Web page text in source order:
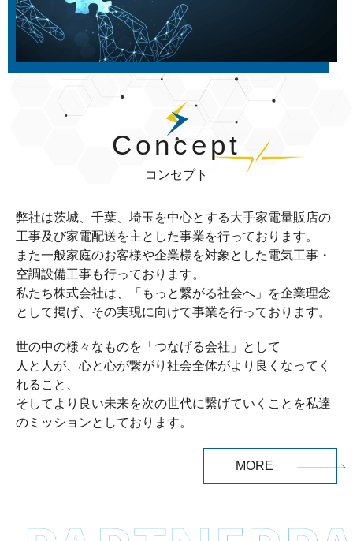
Concept
コンセプト
弊社は茨城、千葉、埼玉を中心とする大手家電量販店の
工事及び家電配送を主とした事業を行っております。
また一般家庭のお客様や企業様を対象とした電気工事・
空調設備工事も行っております。
私たち株式会社は、「もっと繋がる社会へ」を企業理念
として掲げ、その実現に向けて事業を行っております。
世の中の様々なものを「つなげる会社」として
人と人が、心と心が繋がり社会全体がより良くなってく
れること、
そしてより良い未来を次の世代に繋げていくことを私達
のミッションとしております。
MORE